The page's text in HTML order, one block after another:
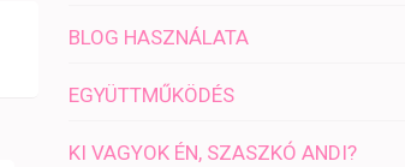
BLOG HASZNÁLATA
EGYÜTTMŰKÖDÉS
KI VAGYOK ÉN, SZASZKÓ ANDI?